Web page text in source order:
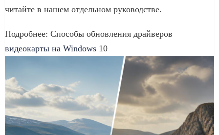
читайте в нашем отдельном руководстве.
Подробнее: Способы обновления драйверов
видеокарты на Windows 10